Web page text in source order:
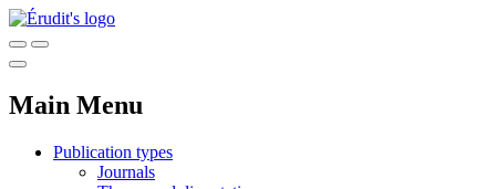
Main Menu
Publication types
Journals